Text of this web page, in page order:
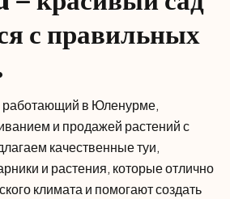
с правильных
работающий в Юленурме,
и продажей растений с
качественные туи,
и растения, которые отлично
климата и помогают создать